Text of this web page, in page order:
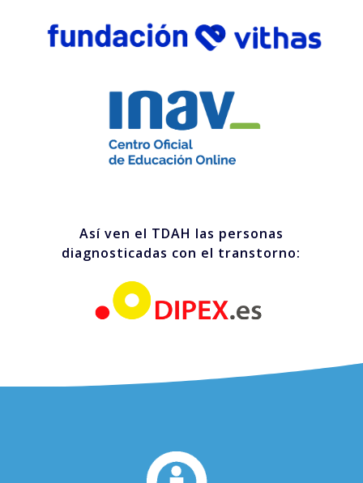
Así ven el TDAH las personas
diagnosticadas con el transtorno: